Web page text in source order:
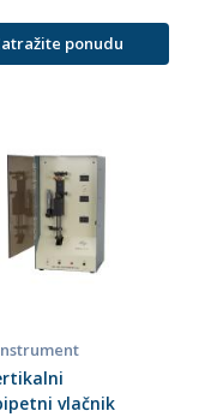
ponudu
vlačnik